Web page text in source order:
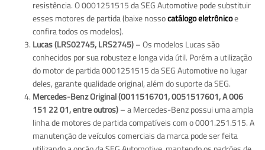
resistência. O 0001251515 da SEG Automotive pode substituir
esses motores de partida (baixe nossocatálogo eletrônicoe
confira todos os modelos).
Lucas (LRS02745, LRS2745)– Os modelos Lucas são
conhecidos por sua robustez e longa vida útil. Porém a utilização
do motor de partida 0001251515 da SEG Automotive no lugar
deles, garante qualidade original, além do suporte da SEG.
Mercedes-Benz Original (0011516701, 0051517601, A 006
151 22 01, entre outros)– a Mercedes-Benz possui uma ampla
linha de motores de partida compatíveis com o 0001.251.515. A
manutenção de veículos comerciais da marca pode ser feita